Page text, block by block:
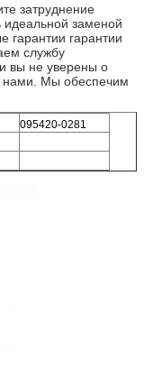
затруднение
заменой
гарантии гарантии
службу
вы не уверены о
нами. Мы обеспечим
095420-0281